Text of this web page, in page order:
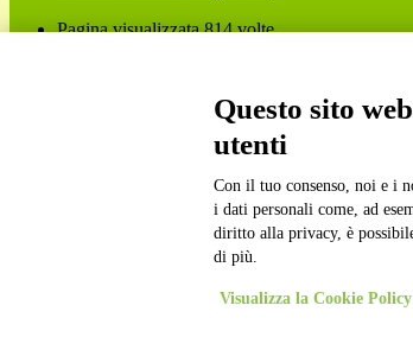
Pagina visualizzata814volte
Copyright 2026 | Engineered and powered by
Questo sito
utenti
Con il tuo consenso, noi e i
i dati personali come, ad
diritto alla privacy, è
di più.
Visualizza la Cookie